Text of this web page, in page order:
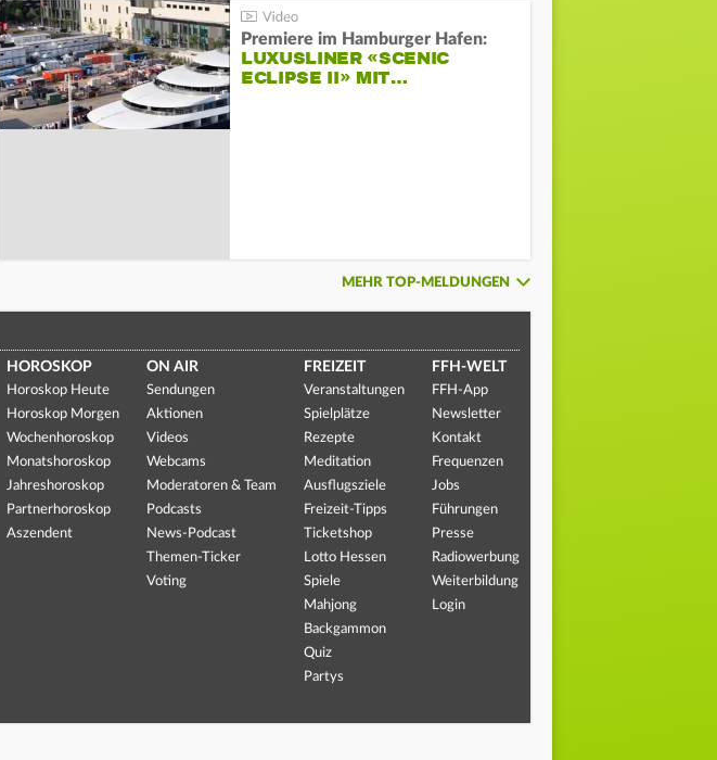
Premiere im Hamburger Hafen:
LUXUSLINER «SCENIC
ECLIPSE II» MIT…
MEHR TOP-MELDUNGEN
HOROSKOP
Horoskop Heute
Horoskop Morgen
Wochenhoroskop
Monatshoroskop
Jahreshoroskop
Partnerhoroskop
Aszendent
ON AIR
Sendungen
Aktionen
Videos
Webcams
Moderatoren & Team
Podcasts
News-Podcast
Themen-Ticker
Voting
FREIZEIT
Veranstaltungen
Spielplätze
Rezepte
Meditation
Ausflugsziele
Freizeit-Tipps
Ticketshop
Lotto Hessen
Spiele
Mahjong
Backgammon
Quiz
Partys
FFH-WELT
FFH-App
Newsletter
Kontakt
Frequenzen
Jobs
Führungen
Presse
Radiowerbung
Weiterbildung
Login